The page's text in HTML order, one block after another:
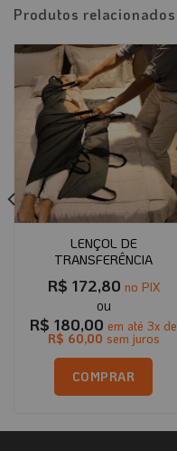
Produtos relacionados
LENÇOL DE
TRANSFERÊNCIA
R$ 172,80 no PIX
R$ 180,00 em até 3x de
R$ 60,00 sem juros
COMPRAR